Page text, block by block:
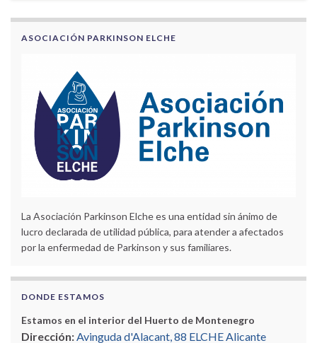
ASOCIACIÓN PARKINSON ELCHE
La Asociación Parkinson Elche es una entidad sin ánimo de
lucro declarada de utilidad pública, para atender a afectados
por la enfermedad de Parkinson y sus familiares.
DONDE ESTAMOS
Estamos en el interior del Huerto de Montenegro
Dirección:Avinguda d'Alacant, 88 ELCHE Alicante